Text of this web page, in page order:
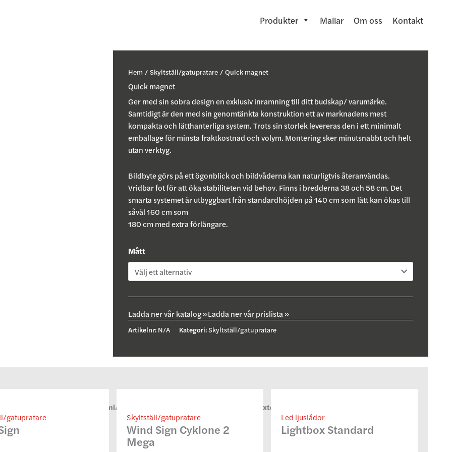
Produkter Mallar Om oss Kontakt
Hem / Skyltställ/gatupratare / Quick magnet
Quick magnet
Ger med sin sobra design en exklusiv inramning till ditt budskap/ varumärke.
Samtidigt är den med sin genomtänkta konstruktion ett av marknadens mest
kompakta och lätthanterliga system. Trots sin storlek levereras den i ett minimalt
emballage för minsta fraktkostnad och volym. Montering sker minutsnabbt och helt
utan verktyg.
Bildbyte görs på ett ögonblick och bildvåderna kan naturligtvis återanvändas.
Vridbar fot för att öka stabiliteten vid behov. Finns i bredderna 38 och 58 cm. Det
smarta systemet är utbyggbart från standardhöjden på 140 cm som lätt kan ökas till
såväl 160 cm som
180 cm med extra förlängare.
Mått
Ladda ner vår katalog »Ladda ner vår prislista »
Artikelnr: N/A Kategori:Skyltställ/gatupratare
/home/signnordic/public_html/wp-content/plugins/bb-theme-builder/extensions/woocommerce/classes/class-fl-
gatupratare Skyltställ/gatupratare
Wind Sign Cyklone 2
Mega
Led ljuslådor
Lightbox Standard